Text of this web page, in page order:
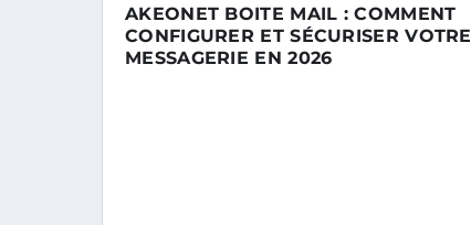
AKEONET BOITE MAIL : COMMENT
CONFIGURER ET SÉCURISER VOTRE
MESSAGERIE EN 2026